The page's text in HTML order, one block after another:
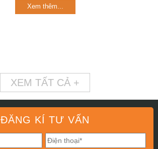
Xem thêm...
XEM TẤT CẢ +
ĐĂNG KÍ TƯ VẤN